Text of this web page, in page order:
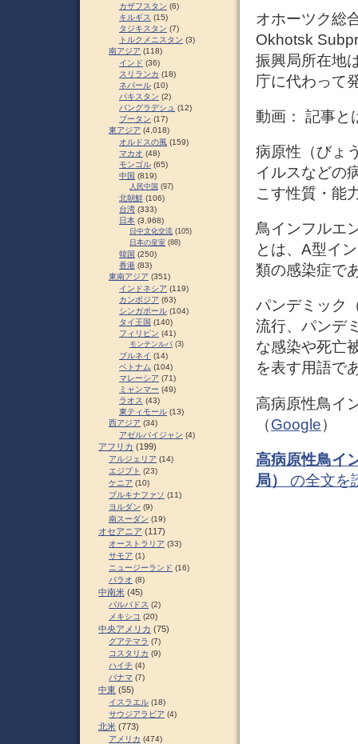
オホーツク総
Okhotsk
振興局所在地
庁に代わって
動画： 記事と
病原性（びょ
イルスなどの
こす性質・能
鳥インフルエ
とは、A型イ
類の感染症で
パンデミック
流行、パンデ
な感染や死亡
を表す用語で
高病原性鳥イ
（Google）
高病原性鳥イ
局）
の全文を
カザフスタン (6)
キルギス (15)
タジキスタン (7)
トルクメニスタン (3)
南アジア (118)
インド (36)
スリランカ (18)
ネパール (10)
パキスタン (2)
バングラデシュ (12)
ブータン (17)
東アジア (4,018)
オルドスの風 (159)
マカオ (48)
モンゴル (65)
中国 (819)
人民中国 (97)
北朝鮮 (106)
台湾 (333)
日本 (3,968)
日中文化交流 (105)
日本の皇室 (88)
韓国 (250)
香港 (83)
東南アジア (351)
インドネシア (119)
カンボジア (63)
シンガポール (104)
タイ王国 (140)
フィリピン (41)
モンテンルパ (3)
ブルネイ (14)
ベトナム (104)
マレーシア (71)
ミャンマー (49)
ラオス (43)
東ティモール (13)
西アジア (34)
アゼルバイジャン (4)
アフリカ (199)
アルジェリア (14)
エジプト (23)
ケニア (10)
ブルキナファソ (11)
ヨルダン (9)
南スーダン (19)
オセアニア (117)
オーストラリア (33)
サモア (1)
ニュージーランド (16)
パラオ (8)
中南米 (45)
バルバドス (2)
メキシコ (20)
中央アメリカ (75)
グアテマラ (7)
コスタリカ (9)
ハイチ (4)
パナマ (7)
中東 (55)
イスラエル (18)
サウジアラビア (4)
北米 (773)
アメリカ (474)